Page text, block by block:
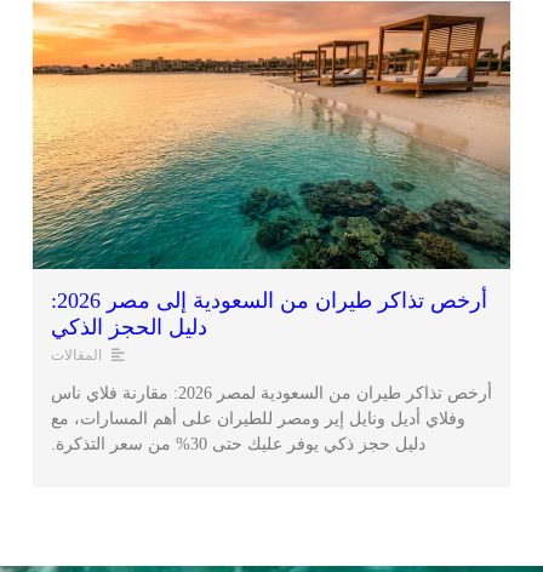
أرخص تذاكر طيران من السعودية إلى مصر 2026:
دليل الحجز الذكي
المقالات
أرخص تذاكر طيران من السعودية لمصر 2026: مقارنة فلاي ناس
وفلاي أديل ونايل إير ومصر للطيران على أهم المسارات، مع
دليل حجز ذكي يوفر عليك حتى 30% من سعر التذكرة.